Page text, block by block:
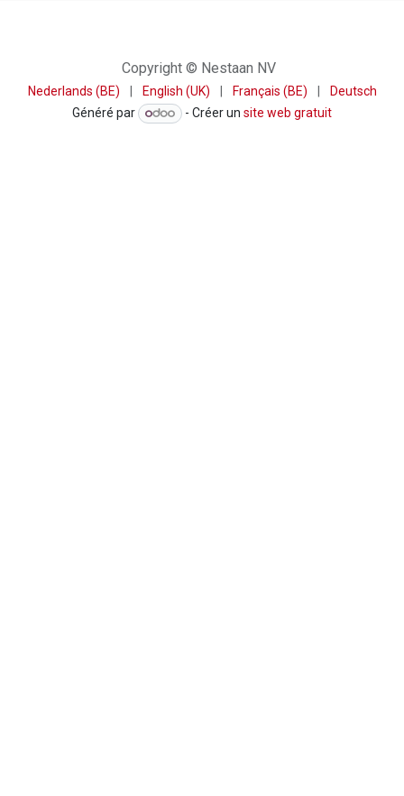
Copyright © Nestaan NV
Nederlands (BE) English (UK) Français (BE)
Deutsch
Généré par
- Créer un site web gratuit